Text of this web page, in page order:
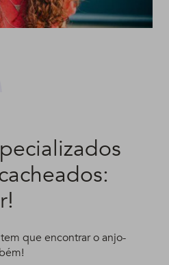
que encontrar o anjo-